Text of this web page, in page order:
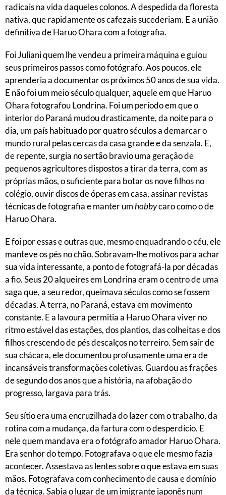
radicais na vida daqueles colonos. A despedida da floresta
nativa, que rapidamente os cafezais sucederiam. E a união
definitiva de Haruo Ohara com a fotografia.
Foi Juliani quem lhe vendeu a primeira máquina e guiou
seus primeiros passos como fotógrafo. Aos poucos, ele
aprenderia a documentar os próximos 50 anos de sua vida.
E não foi um meio século qualquer, aquele em que Haruo
Ohara fotografou Londrina. Foi um período em que o
interior do Paraná mudou drasticamente, da noite para o
dia, um país habituado por quatro séculos a demarcar o
mundo rural pelas cercas da casa grande e da senzala. E,
de repente, surgia no sertão bravio uma geração de
pequenos agricultores dispostos a tirar da terra, com as
próprias mãos, o suficiente para botar os nove filhos no
colégio, ouvir discos de óperas em casa, assinar revistas
técnicas de fotografia e manter umhobbycaro como o de
Haruo Ohara.
E foi por essas e outras que, mesmo enquadrando o céu, ele
manteve os pés no chão. Sobravam-lhe motivos para achar
sua vida interessante, a ponto de fotografá-la por décadas
a fio. Seus 20 alqueires em Londrina eram o centro de uma
saga que, a seu redor, queimava séculos como se fossem
décadas. A terra, no Paraná, estava em movimento
constante. E a lavoura permitia a Haruo Ohara viver no
ritmo estável das estações, dos plantios, das colheitas e dos
filhos crescendo de pés descalços no terreiro. Sem sair de
sua chácara, ele documentou profusamente uma era de
incansáveis transformações coletivas. Guardou as frações
de segundo dos anos que a história, na afobação do
progresso, largava para trás.
Seu sítio era uma encruzilhada do lazer com o trabalho, da
rotina com a mudança, da fartura com o desperdício. E
nele quem mandava era o fotógrafo amador Haruo Ohara.
Era senhor do tempo. Fotografava o que ele mesmo fazia
acontecer. Assestava as lentes sobre o que estava em suas
mãos. Fotografava com conhecimento de causa e domínio
da técnica. Sabia o lugar de um imigrante japonês num